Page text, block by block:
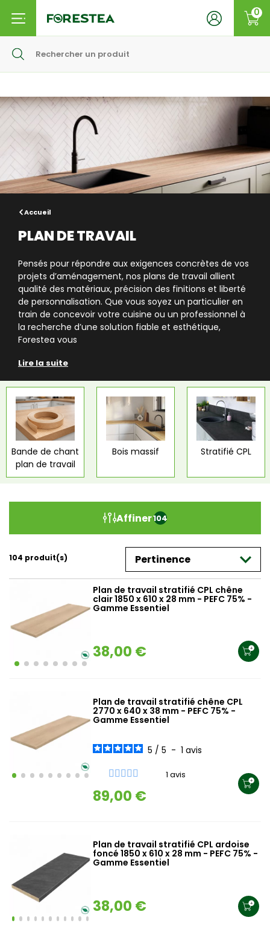
0
Accueil
PLAN DE TRAVAIL
Pensés pour répondre aux exigences concrètes de vos
projets d’aménagement, nos plans de travail allient
qualité des matériaux, précision des finitions et liberté
de personnalisation. Que vous soyez un particulier en
train de concevoir votre cuisine ou un professionnel à
la recherche d’une solution fiable et esthétique,
Forestea vous
Lire la suite
Bande de chant
plan de travail
Bois massif Stratifié CPL
Affiner104
104 produit(s) Pertinence
Plan de travail stratifié CPL chêne
clair 1850 x 610 x 28 mm - PEFC 75% -
Gamme Essentiel
38,00 €
Plan de travail stratifié chêne CPL
2770 x 640 x 38 mm - PEFC 75% -
Gamme Essentiel
5 / 5 - 1 avis
1 avis
89,00 €
Plan de travail stratifié CPL ardoise
foncé 1850 x 610 x 28 mm - PEFC 75% -
Gamme Essentiel
38,00 €